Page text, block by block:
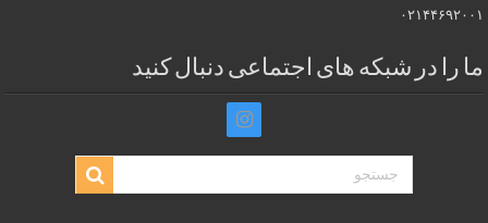
۰۲۱۴۴۶۹۲۰۰۱
ما را در شبکه های اجتماعی دنبال کنید